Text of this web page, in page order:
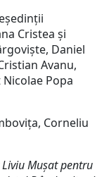
Cristea și
Daniel
Avanu,
Popa
Corneliu
Mușat pentru